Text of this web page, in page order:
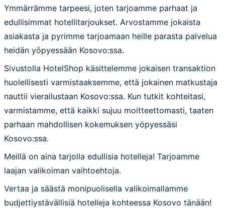
Ymmärrämme tarpeesi, joten tarjoamme parhaat ja
edullisimmat hotellitarjoukset. Arvostamme jokaista
asiakasta ja pyrimme tarjoamaan heille parasta palvelua
heidän yöpyessään Kosovo:ssa.
Sivustolla HotelShop käsittelemme jokaisen transaktion
huolellisesti varmistaaksemme, että jokainen matkustaja
nauttii vierailustaan Kosovo:ssa. Kun tutkit kohteitasi,
varmistamme, että kaikki sujuu moitteettomasti, taaten
parhaan mahdollisen kokemuksen yöpyessäsi
Kosovo:ssa.
Meillä on aina tarjolla edullisia hotelleja! Tarjoamme
laajan valikoiman vaihtoehtoja.
Vertaa ja säästä monipuolisella valikoimallamme
budjettiystävällisiä hotelleja kohteessa Kosovo tänään!